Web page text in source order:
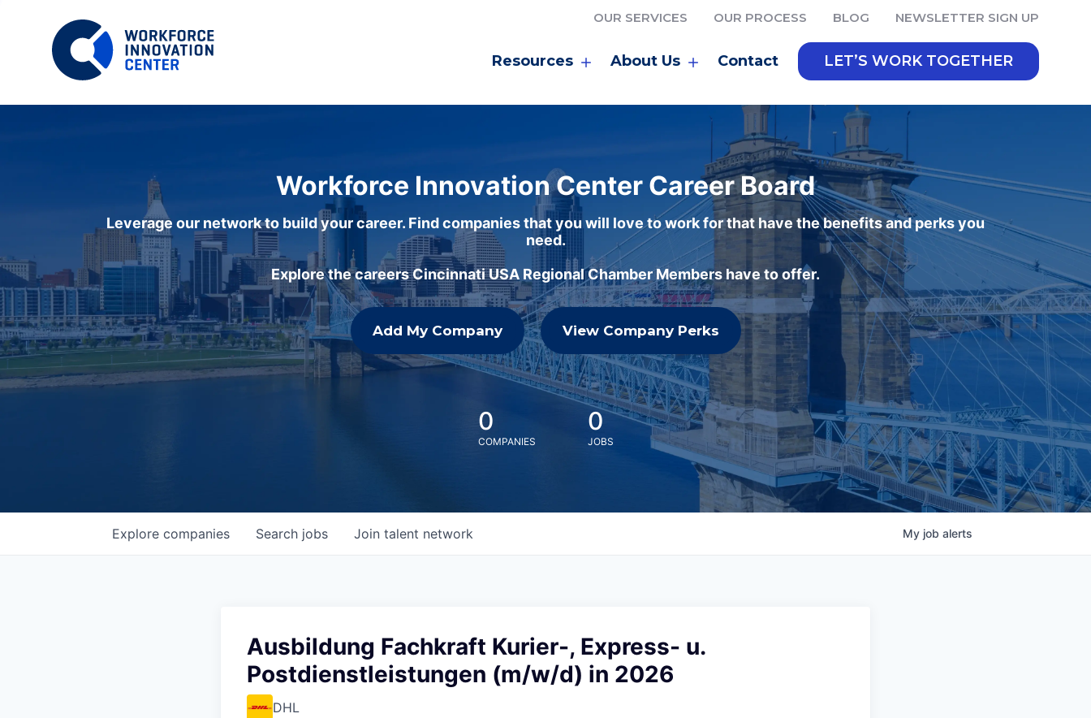
OUR SERVICES OUR PROCESS BLOG NEWSLETTER SIGN UP
Resources About Us Contact LET’S WORK TOGETHER
Workforce Innovation Center Career Board
Leverage our network to build your career. Find companies that you will love to work for that have the benefits and perks you
need.
Explore the careers Cincinnati USA Regional Chamber Members have to offer.
Add My Company View Company Perks
0
COMPANIES
0
JOBS
Search jobs
Explore companies Join talent network My job alerts
Ausbildung Fachkraft Kurier-, Express- u.
Postdienstleistungen (m/w/d) in 2026
DHL